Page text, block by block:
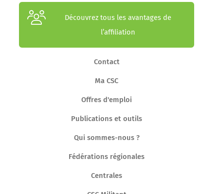
Découvrez tous les avantages de
l’affiliation
Contact
Ma CSC
Offres d'emploi
Publications et outils
Qui sommes-nous ?
Fédérations régionales
Centrales